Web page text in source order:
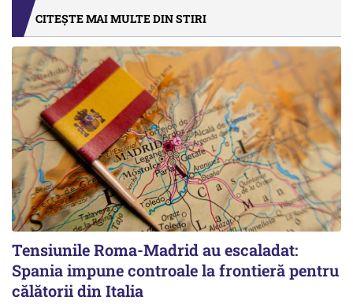
CITEȘTE MAI MULTE DIN STIRI
Tensiunile Roma-Madrid au escaladat:
Spania impune controale la frontieră pentru
călătorii din Italia